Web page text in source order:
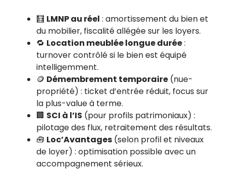
🧮 LMNP au réel : amortissement du bien et
du mobilier, fiscalité allégée sur les loyers.
🔁 Location meublée longue durée:
turnover contrôlé si le bien est équipé
intelligemment.
🪙 Démembrement temporaire (nue-
propriété) : ticket d’entrée réduit, focus sur
la plus-value à terme.
🏢 SCI à l’IS (pour profils patrimoniaux) :
pilotage des flux, retraitement des résultats.
🧰 Loc’Avantages (selon profil et niveaux
de loyer) : optimisation possible avec un
accompagnement sérieux.